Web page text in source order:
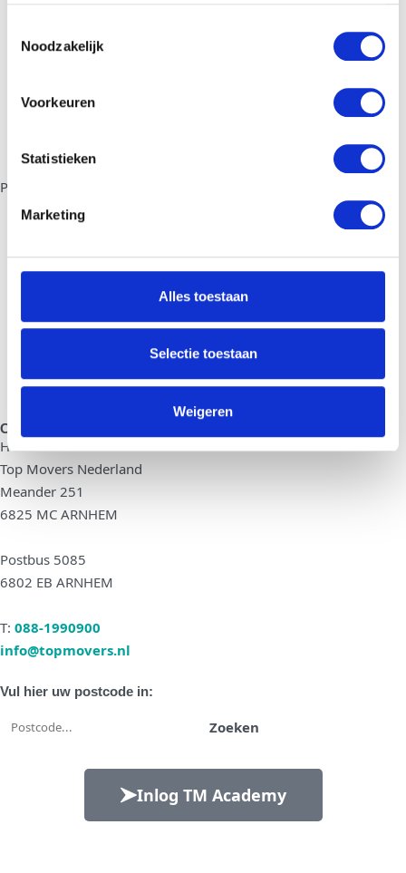
Noodzakelijk
Voorkeuren
Statistieken
Marketing
Alles toestaan
Selectie toestaan
Weigeren
PARTICULIER
Opleverdiensten
Verhuislift
Internationale verhuizing
Contact
HOOFDKANTOOR
Top Movers Nederland
Meander 251
6825 MC ARNHEM
Postbus 5085
6802 EB ARNHEM
T: 088-1990900
info@topmovers.nl
Vul hier uw postcode in:
Zoeken
Inlog TM Academy